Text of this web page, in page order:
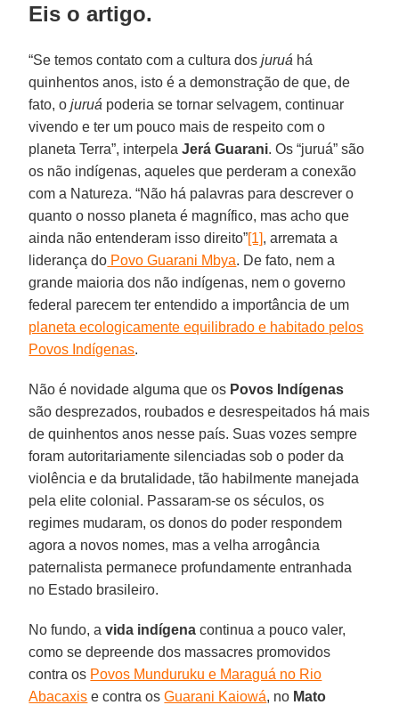
Eis o artigo.
“Se temos contato com a cultura dosjuruá há
quinhentos anos, isto é a demonstração de que, de
fato, ojuruá poderia se tornar selvagem, continuar
vivendo e ter um pouco mais de respeito com o
planeta Terra”, interpelaJerá Guarani. Os “juruá” são
os não indígenas, aqueles que perderam a conexão
com a Natureza. “Não há palavras para descrever o
quanto o nosso planeta é magnífico, mas acho que
ainda não entenderam isso direito”[1], arremata a
liderança do Povo Guarani Mbya. De fato, nem a
grande maioria dos não indígenas, nem o governo
federal parecem ter entendido a importância de um
planeta ecologicamente equilibrado e habitado pelos
Povos Indígenas.
Não é novidade alguma que os Povos Indígenas
são desprezados, roubados e desrespeitados há mais
de quinhentos anos nesse país. Suas vozes sempre
foram autoritariamente silenciadas sob o poder da
violência e da brutalidade, tão habilmente manejada
pela elite colonial. Passaram-se os séculos, os
regimes mudaram, os donos do poder respondem
agora a novos nomes, mas a velha arrogância
paternalista permanece profundamente entranhada
no Estado brasileiro.
No fundo, a vida indígena continua a pouco valer,
como se depreende dos massacres promovidos
contra os Povos Munduruku e Maraguá no Rio
Abacaxis e contra osGuarani Kaiowá, no Mato